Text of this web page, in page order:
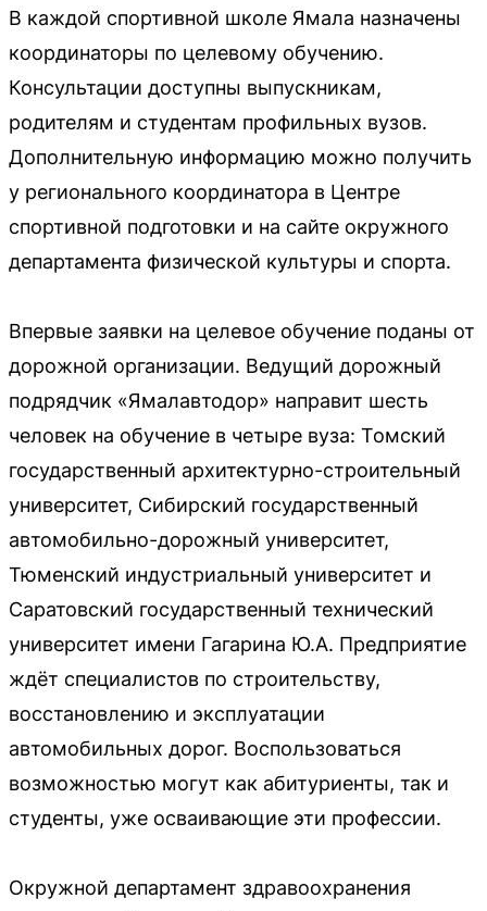
В каждой спортивной школе Ямала назначены
координаторы по целевому обучению.
Консультации доступны выпускникам,
родителям и студентам профильных вузов.
Дополнительную информацию можно получить
у регионального координатора в Центре
спортивной подготовки и на сайте окружного
департамента физической культуры и спорта.
Впервые заявки на целевое обучение поданы от
дорожной организации. Ведущий дорожный
подрядчик «Ямалавтодор» направит шесть
человек на обучение в четыре вуза: Томский
государственный архитектурно-строительный
университет, Сибирский государственный
автомобильно-дорожный университет,
Тюменский индустриальный университет и
Саратовский государственный технический
университет имени Гагарина Ю.А. Предприятие
ждёт специалистов по строительству,
восстановлению и эксплуатации
автомобильных дорог. Воспользоваться
возможностью могут как абитуриенты, так и
студенты, уже осваивающие эти профессии.
Окружной департамент здравоохранения